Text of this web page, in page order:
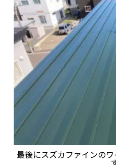
最後にスズカファインの